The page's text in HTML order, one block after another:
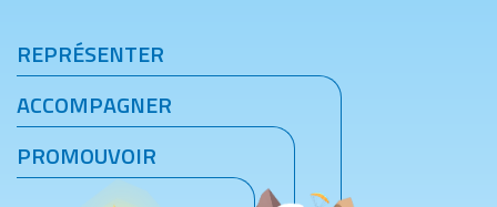
REPRÉSENTER
ACCOMPAGNER
PROMOUVOIR